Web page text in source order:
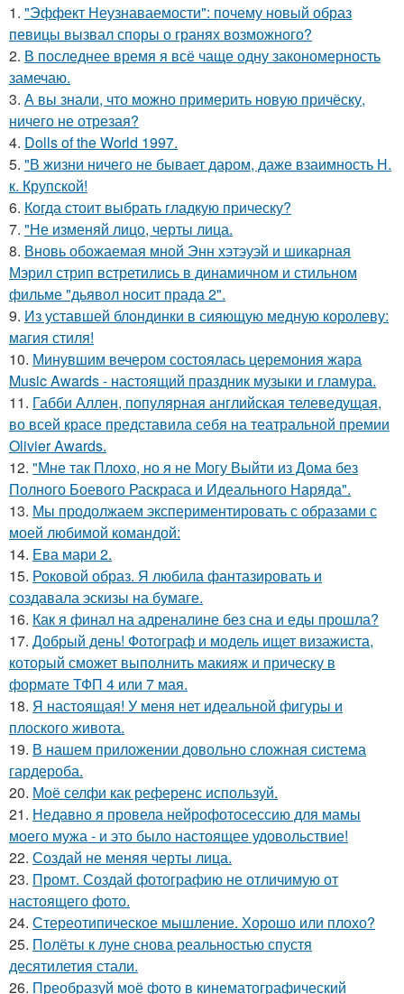
1. "Эффект Неузнаваемости": почему новый образ
певицы вызвал споры о гранях возможного?
2. В последнее время я всё чаще одну закономерность
замечаю.
3. А вы знали, что можно примерить новую причёску,
ничего не отрезая?
4. Dolls of the World 1997.
5. "В жизни ничего не бывает даром, даже взаимность Н.
к. Крупской!
6. Когда стоит выбрать гладкую прическу?
7. "Не изменяй лицо, черты лица.
8. Вновь обожаемая мной Энн хэтэуэй и шикарная
Мэрил стрип встретились в динамичном и стильном
фильме "дьявол носит прада 2".
9. Из уставшей блондинки в сияющую медную королеву:
магия стиля!
10. Минувшим вечером состоялась церемония жара
Music Awards - настоящий праздник музыки и гламура.
11. Габби Аллен, популярная английская телеведущая,
во всей красе представила себя на театральной премии
Olivier Awards.
12. "Мне так Плохо, но я не Могу Выйти из Дома без
Полного Боевого Раскраса и Идеального Наряда".
13. Мы продолжаем экспериментировать с образами с
моей любимой командой:
14. Ева мари 2.
15. Роковой образ. Я любила фантазировать и
создавала эскизы на бумаге.
16. Как я финал на адреналине без сна и еды прошла?
17. Добрый день! Фотограф и модель ищет визажиста,
который сможет выполнить макияж и прическу в
формате ТФП 4 или 7 мая.
18. Я настоящая! У меня нет идеальной фигуры и
плоского живота.
19. В нашем приложении довольно сложная система
гардероба.
20. Моё селфи как референс используй.
21. Недавно я провела нейрофотосессию для мамы
моего мужа - и это было настоящее удовольствие!
22. Создай не меняя черты лица.
23. Промт. Создай фотографию не отличимую от
настоящего фото.
24. Стереотипическое мышление. Хорошо или плохо?
25. Полёты к луне снова реальностью спустя
десятилетия стали.
26. Преобразуй моё фото в кинематографический